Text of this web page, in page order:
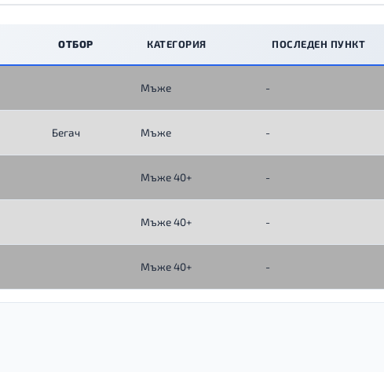
ОТБОР КАТЕГОРИЯ ПОСЛЕДЕН ПУНКТ
Мъже -
Бегач Мъже -
Мъже 40+ -
Мъже 40+ -
Мъже 40+ -